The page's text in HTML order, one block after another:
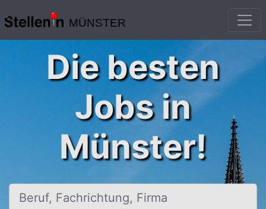
MÜNSTER
Die besten
Jobs in
Münster!
Beruf, Fachrichtung, Firma